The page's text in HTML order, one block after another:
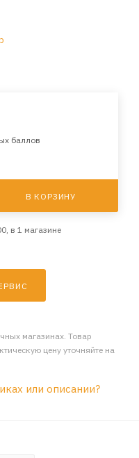
баллов
В КОРЗИНУ
в 1 магазине
магазинах. Товар
цену уточняйте на
или описании?